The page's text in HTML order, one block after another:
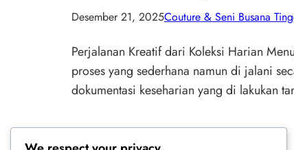
Desember 21, 2025Couture & Seni Busana
Perjalanan Kreatif dari Koleksi Harian
proses yang sederhana namun di jalani
dokumentasi keseharian yang di lakukan